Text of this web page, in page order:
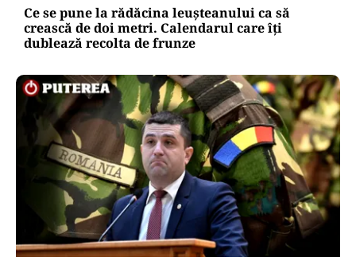
Ce se pune la rădăcina leușteanului ca să
crească de doi metri. Calendarul care îți
dublează recolta de frunze